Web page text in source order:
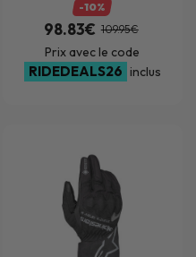
-10%
98.83€ 109.95€
Prix avec le code
RIDEDEALS26 inclus